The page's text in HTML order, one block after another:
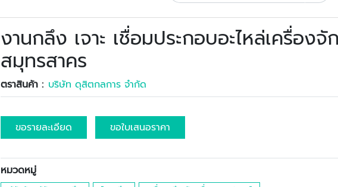
งานกลึง เจาะ เชื่อมประกอบอะไหล่เครื่องจั
สมุทรสาคร
ตราสินค้า : บริษัท ดุสิตกลการ จำกัด
ขอรายละเอียด ขอใบเสนอราคา
หมวดหมู่